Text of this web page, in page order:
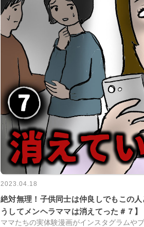
2023.04.18
絶対無理！子供同士は仲良しでもこの
うしてメンヘラママは消えてった＃７】
ママたちの実体験漫画がインスタグラムや